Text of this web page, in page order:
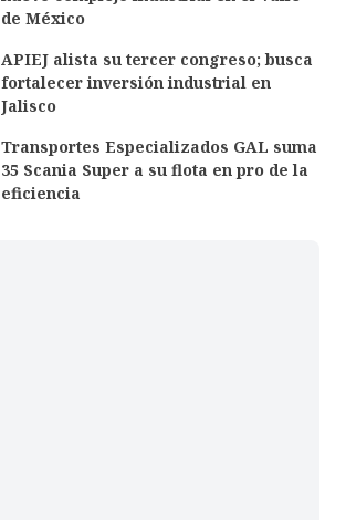
de México
APIEJ alista su tercer congreso; busca
fortalecer inversión industrial en
Jalisco
Transportes Especializados GAL suma
35 Scania Super a su flota en pro de la
eficiencia